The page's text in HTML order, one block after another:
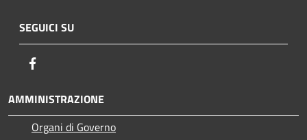
SEGUICI SU
AMMINISTRAZIONE
Organi di Governo